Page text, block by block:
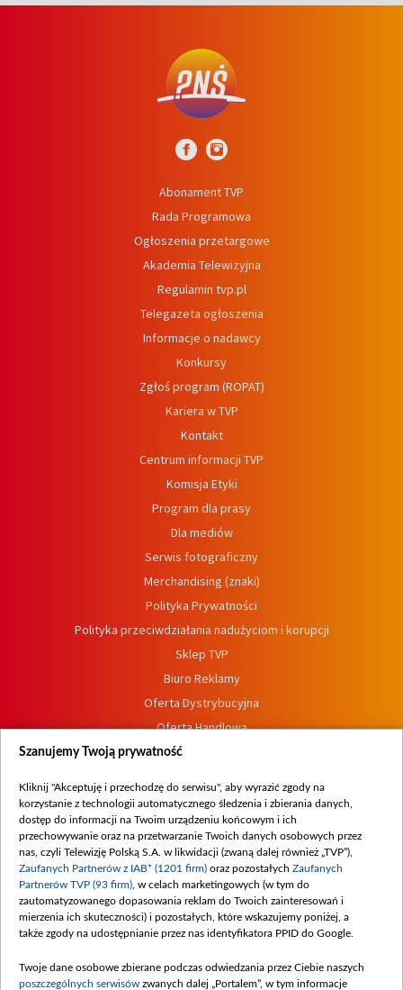
Abonament TVP
Rada Programowa
Ogłoszenia przetargowe
Akademia Telewizyjna
Regulamin tvp.pl
Telegazeta ogłoszenia
Informacje o nadawcy
Konkursy
Zgłoś program (ROPAT)
Kariera w TVP
Kontakt
Centrum informacji TVP
Komisja Etyki
Program dla prasy
Dla mediów
Serwis fotograficzny
Merchandising (znaki)
Polityka Prywatności
Polityka przeciwdziałania nadużyciom i korupcji
Sklep TVP
Biuro Reklamy
Oferta Dystrybucyjna
Oferta Handlowa
Dostępność
Procedura zgłoszeń wewnętrznych
Szanujemy Twoją prywatność
Kliknij "Akceptuję i przechodzę do serwisu", aby wyrazić zgody na
korzystanie z technologii automatycznego śledzenia i zbierania danych,
dostęp do informacji na Twoim urządzeniu końcowym i ich
przechowywanie oraz na przetwarzanie Twoich danych osobowych przez
nas, czyli Telewizję Polską S.A. w likwidacji (zwaną dalej również „TVP”),
Zaufanych Partnerów z IAB* (1201 firm) oraz pozostałych Zaufanych
Partnerów TVP (93 firm) , w celach marketingowych (w tym do
zautomatyzowanego dopasowania reklam do Twoich zainteresowań i
mierzenia ich skuteczności) i pozostałych, które wskazujemy poniżej, a
także zgody na udostępnianie przez nas identyfikatora PPID do Google.
Twoje dane osobowe zbierane podczas odwiedzania przez Ciebie naszych
poszczególnych serwisów zwanych dalej „Portalem”, w tym informacje